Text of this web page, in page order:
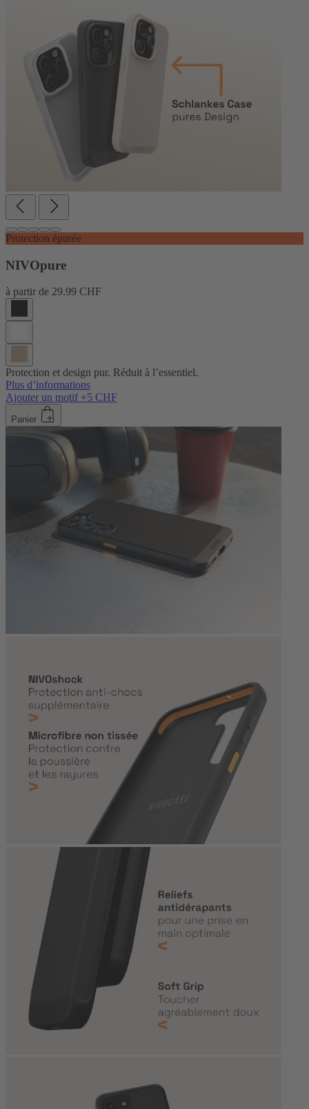
Protection épurée
NIVOpure
à partir de 29.99 CHF
Protection et design pur. Réduit à l’essentiel.
Plus d’informations
Ajouter un motif +5 CHF
Panier